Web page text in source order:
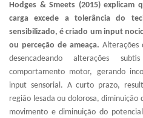
Hodges & Smeets (2015)
carga excede a tolerância do
sensibilizado, é criado um input
ou perceção de ameaça. Alterações
desencadeando alterações
comportamento motor, gerando
input sensorial. A curto prazo,
região lesada ou dolorosa, diminuição
movimento e diminuição do